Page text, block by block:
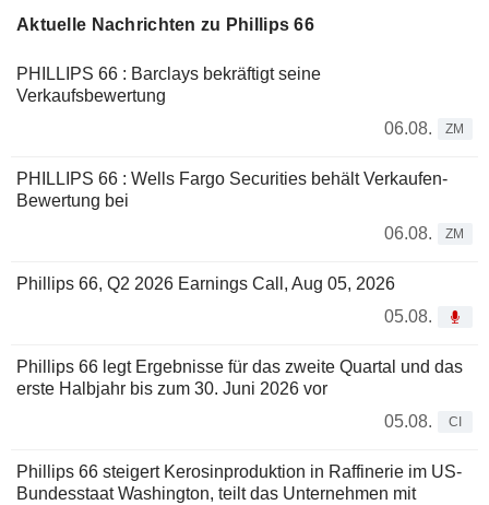
Aktuelle Nachrichten zu Phillips 66
PHILLIPS 66 : Barclays bekräftigt seine
Verkaufsbewertung
06.08.
ZM
PHILLIPS 66 : Wells Fargo Securities behält Verkaufen-
Bewertung bei
06.08.
ZM
Phillips 66, Q2 2026 Earnings Call, Aug 05, 2026
05.08.
Phillips 66 legt Ergebnisse für das zweite Quartal und das
erste Halbjahr bis zum 30. Juni 2026 vor
05.08.
CI
Phillips 66 steigert Kerosinproduktion in Raffinerie im US-
Bundesstaat Washington, teilt das Unternehmen mit